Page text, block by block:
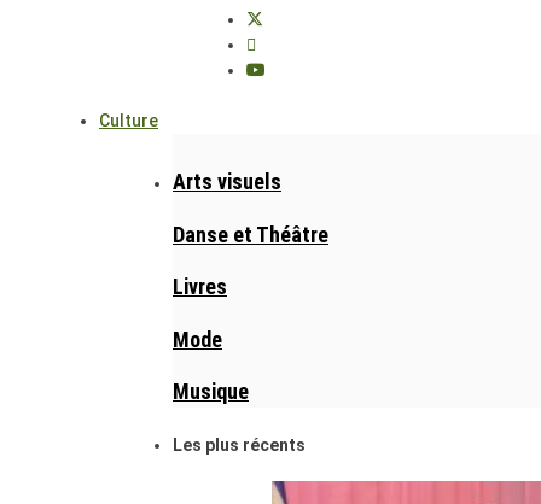
Culture
Arts visuels
Danse et Théâtre
Livres
Mode
Musique
Les plus récents